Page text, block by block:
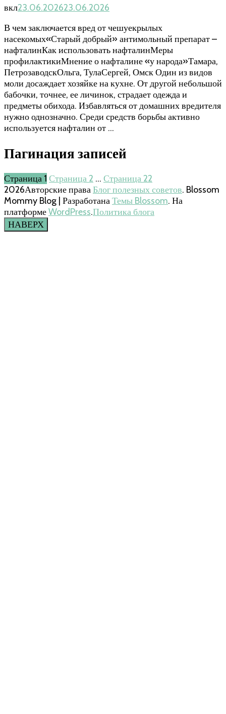
вкл23.06.202623.06.2026
В чем заключается вред от чешуекрылых
насекомых«Старый добрый» антимольный препарат –
нафталинКак использовать нафталинМеры
профилактикиМнение о нафталине «у народа»Тамара,
ПетрозаводскОльга, ТулаСергей, Омск Один из видов
моли досаждает хозяйке на кухне. От другой небольшой
бабочки, точнее, ее личинок, страдает одежда и
предметы обихода. Избавляться от домашних вредителя
нужно однозначно. Среди средств борьбы активно
используется нафталин от …
Пагинация записей
Страница 1 Страница2 … Страница22
2026Авторские праваБлог полезных советов. Blossom
Mommy Blog | РазработанаТемы Blossom. На
платформеWordPress.Политика блога
НАВЕРХ